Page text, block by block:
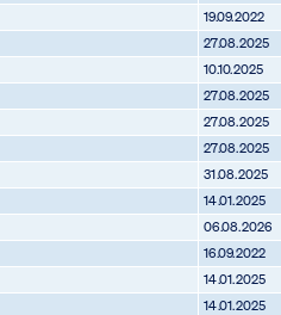
19.09.2022
27.08.2025
10.10.2025
27.08.2025
27.08.2025
27.08.2025
31.08.2025
14.01.2025
06.08.2026
16.09.2022
14.01.2025
14.01.2025